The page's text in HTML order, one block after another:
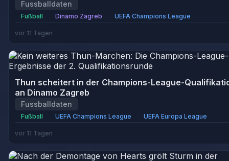
Fussballdaten
Fußball Dinamo Zagreb UEFA Champions League
vor 11 Tagen
Thun scheitert in der Champions-League-
an Dinamo Zagreb
Fussballdaten
Fußball UEFA Champions League UEFA Europa League
vor 11 Tagen